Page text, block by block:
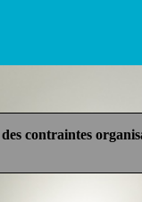
contraintes